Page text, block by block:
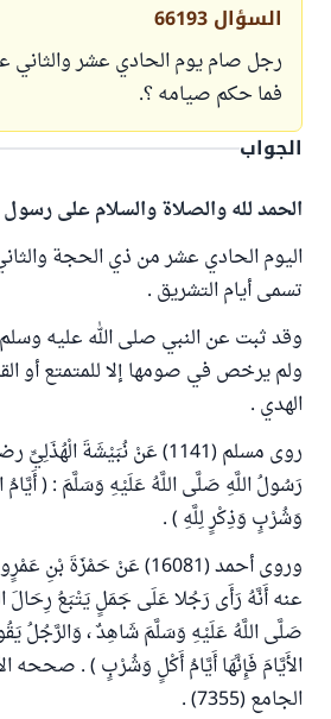
السؤال 66193
رجل صام يوم الحادي عشر
فما حكم صيامه ؟.
الجواب
الحمد لله والصلاة والسلام على رسول
اليوم الحادي عشر من ذي الحجة
تسمى أيام التشريق .
وقد ثبت عن النبي صلى الله عليه
ولم يرخص في صومها إلا للمتمتع أو
الهدي .
روى مسلم (1141) عَنْ نُبَيْشَةَ
رَسُولُ اللَّهِ صَلَّى اللَّهُ عَلَيْهِ وَسَلَّمَ : ( أَيَّامُ
وَشُرْبٍ وَذِكْرٍ لِلَّهِ ) .
وروى أحمد (16081) عَنْ
عنه أَنَّهُ رَأَى رَجُلا عَلَى جَمَلٍ يَتْبَعُ رِحَالَ
صَلَّى اللَّهُ عَلَيْهِ وَسَلَّمَ شَاهِدٌ ، وَالرَّجُلُ
الأَيَّامَ فَإِنَّهَا أَيَّامُ أَكْلٍ وَشُرْبٍ ) . صححه
الجامع (7355) .